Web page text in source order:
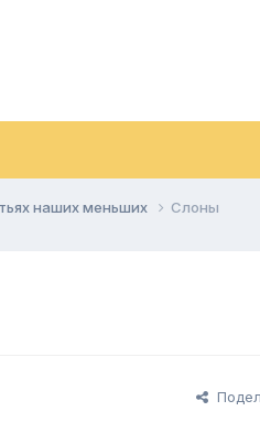
наших меньших Слоны